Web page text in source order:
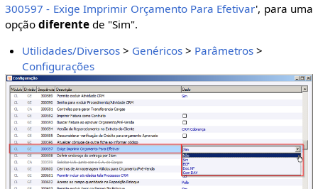
300597 - Exige Imprimir Orçamento Para Efetivar', para uma
opção diferentede "Sim".
Utilidades/Diversos > Genéricos > Parâmetros >
Configurações